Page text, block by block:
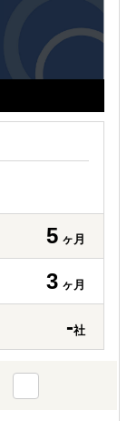
5 ヶ月
3 ヶ月
-社